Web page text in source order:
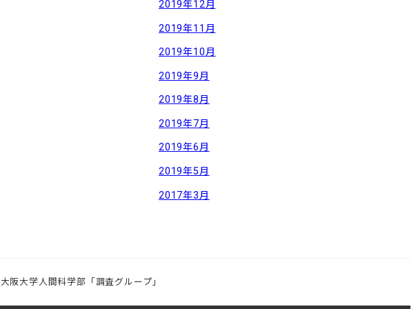
2019年12月
2019年11月
2019年10月
2019年9月
2019年8月
2019年7月
2019年6月
2019年5月
2017年3月
大阪大学人間科学部「調査グループ」